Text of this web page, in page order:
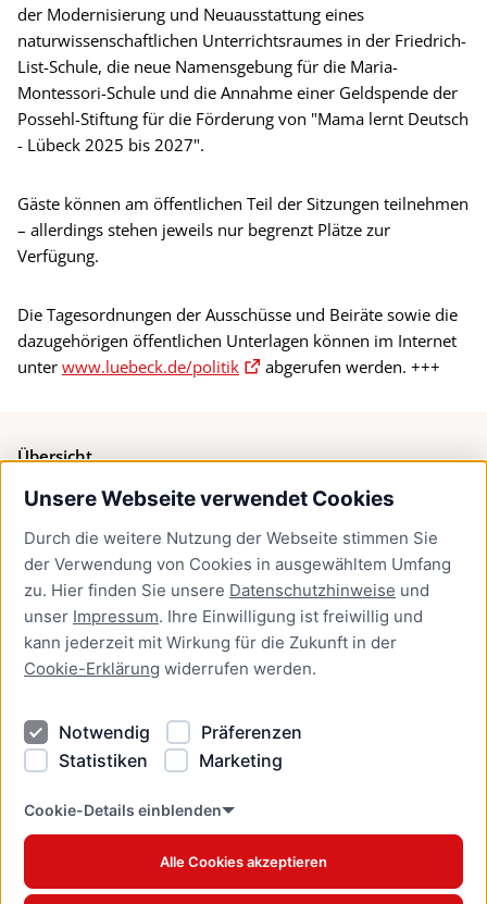
Unsere Webseite verwendet Cookies
Durch die weitere Nutzung der Webseite stimmen Sie
der Verwendung von Cookies in ausgewähltem Umfang
zu. Hier finden Sie unsere Datenschutzhinweise und
unser Impressum. Ihre Einwilligung ist freiwillig und
kann jederzeit mit Wirkung für die Zukunft in der
Cookie-Erklärung widerrufen werden.
Notwendig
Präferenzen
Statistiken
Marketing
Cookie-Details einblenden
Alle Cookies akzeptieren
der Modernisierung und Neuausstattung eines
naturwissenschaftlichen Unterrichtsraumes in der Friedrich-
List-Schule, die neue Namensgebung für die Maria-
Montessori-Schule und die Annahme einer Geldspende der
Possehl-Stiftung für die Förderung von "Mama lernt Deutsch
- Lübeck 2025 bis 2027".
Gäste können am öffentlichen Teil der Sitzungen teilnehmen
– allerdings stehen jeweils nur begrenzt Plätze zur
Verfügung.
Die Tagesordnungen der Ausschüsse und Beiräte sowie die
dazugehörigen öffentlichen Unterlagen können im Internet
unter www.luebeck.de/politik abgerufen werden. +++
Übersicht
Bürgerservice
Presse
Newsletter Lübeck:kompakt
Kontakt
Kontakt
Datenschutzhinweise
Barrierefreiheit
Cookie Erklärung
www.luebeck.de